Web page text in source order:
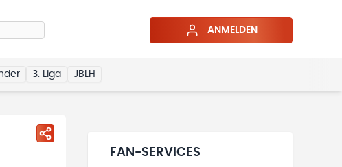
ANMELDEN
3. Liga JBLH
FAN-SERVICES